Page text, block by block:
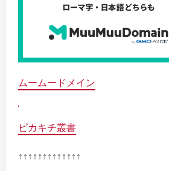
ムームードメイン
ピカキチ叢書
↑↑↑↑↑↑↑↑↑↑↑↑↑